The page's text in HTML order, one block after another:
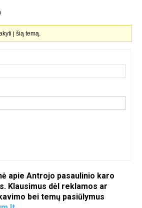
į šią temą.
apie Antrojo pasaulinio karo
Klausimus dėl reklamos ar
bei temų pasiūlymus